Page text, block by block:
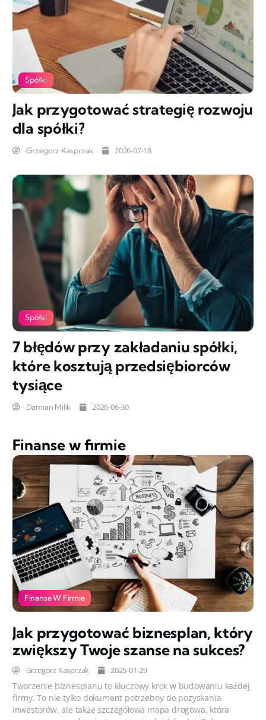
Spółki
Jak przygotować strategię rozwoju
dla spółki?
Grzegorz Kasprzak 2026-07-18
Spółki
7 błędów przy zakładaniu spółki,
które kosztują przedsiębiorców
tysiące
Damian Milik 2026-06-30
Finanse w firmie
Finanse W Firmie
Jak przygotować biznesplan, który
zwiększy Twoje szanse na sukces?
Grzegorz Kasprzak 2025-01-29
Tworzenie biznesplanu to kluczowy krok w budowaniu każdej
firmy. To nie tylko dokument potrzebny do pozyskania
inwestorów, ale także szczegółowa mapa drogowa, która